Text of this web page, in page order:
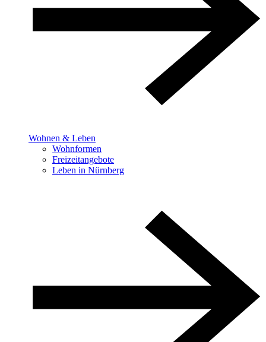
Wohnen & Leben
Wohnformen
Freizeitangebote
Leben in Nürnberg